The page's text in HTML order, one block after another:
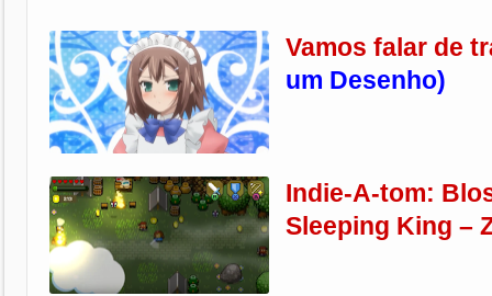
Vamos falar de
um Desenho)
Indie-A-tom:
Sleeping King –